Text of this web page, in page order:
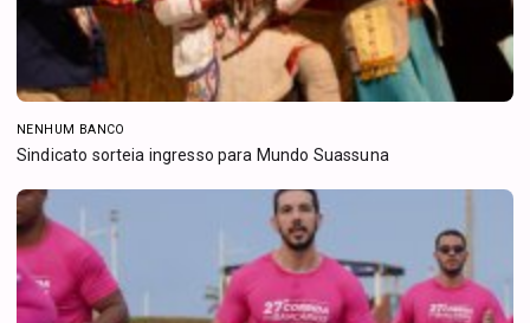
NENHUM BANCO
Sindicato sorteia ingresso para Mundo Suassuna